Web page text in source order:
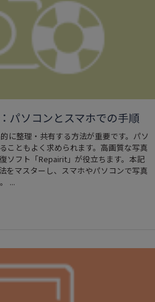
パソコンとスマホでの手順
に整理・共有する方法が重要です。パソ
こともよく求められます。高画質な写真
ソフト「Repairit」が役立ちます。本記
をマスターし、スマホやパソコンで写真
...